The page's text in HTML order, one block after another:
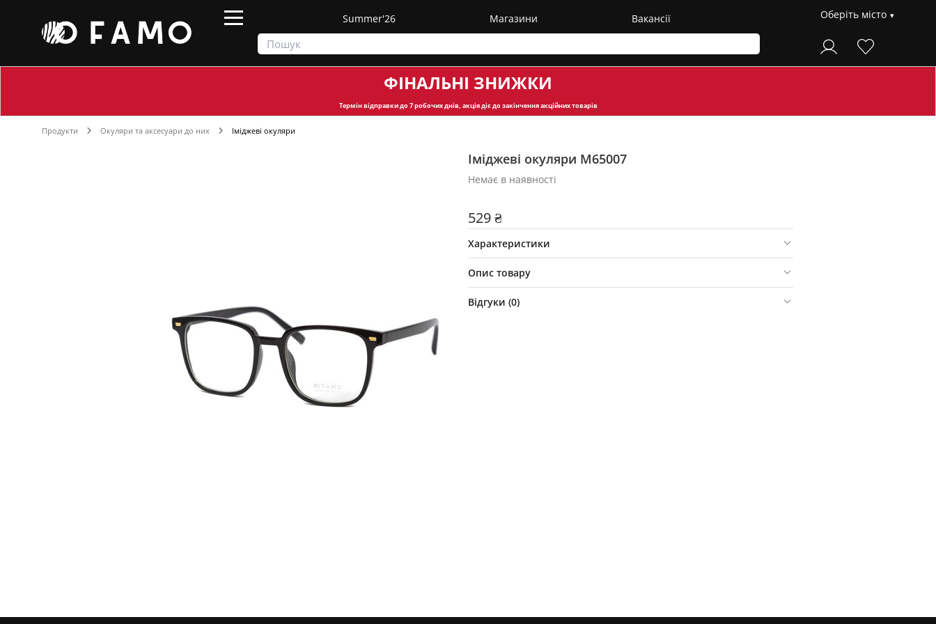
Summer'26 Магазини Вакансії Оберіть місто
ФІНАЛЬНІ ЗНИЖКИ
Термін відправкидо 7 робочих днів, акція діє до закінчення акційних товарів
Продукти Окуляри та аксесуари до них Іміджеві окуляри
Іміджеві окуляри М65007
Немає в наявності
529 ₴
Характеристики
Опис товару
Відгуки (0)